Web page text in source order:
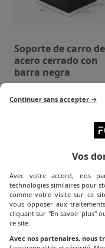
Soporte de carro de
acero cerrado con
barra negra
¿Qué
Descubra la
Continuer sans accepter →
Vos
Avec votre accord, nos
technologies similaires pour
comme votre visite sur ce
vous opposer aux
cliquant sur "En savoir plus"
ce site.
Avec nos partenaires, nous